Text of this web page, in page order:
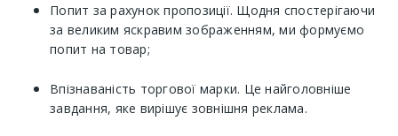
Попит за рахунок пропозиції. Щодня спостерігаючи
за великим яскравим зображенням, ми формуємо
попит на товар;
Впізнаваність торгової марки. Це найголовніше
завдання, яке вирішує зовнішня реклама.